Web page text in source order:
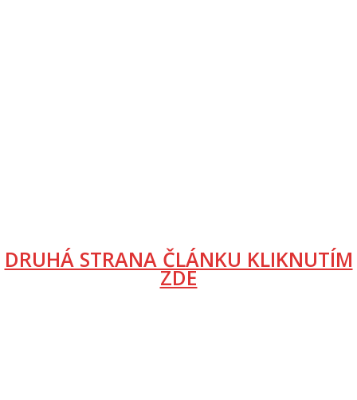
DRUHÁ STRANA ČLÁNKU KLIKNUTÍM
ZDE